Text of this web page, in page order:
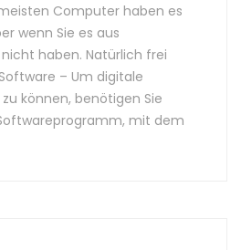
Computer haben es
wenn Sie es aus
haben. Natürlich frei
– Um digitale
können, benötigen Sie
mit dem